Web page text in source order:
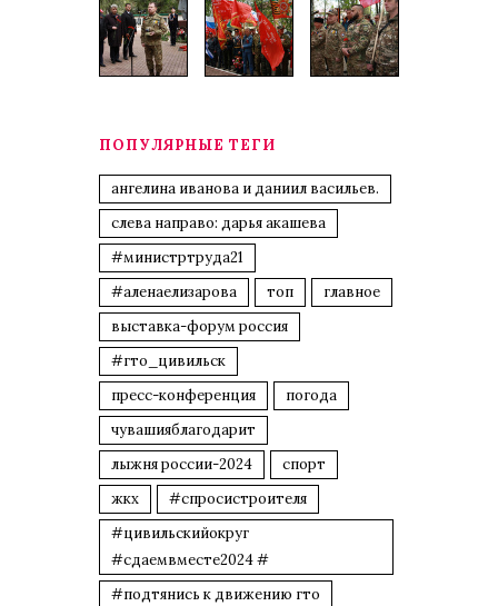
ПОПУЛЯРНЫЕ ТЕГИ
ангелина иванова и даниил васильев.
слева направо: дарья акашева
#министртруда21
#аленаелизарова
топ
главное
выставка-форум россия
#гто_цивильск
пресс-конференция
погода
чувашияблагодарит
лыжня россии-2024
спорт
жкх
#спросистроителя
#цивильскийокруг
#сдаемвместе2024 #
#подтянись к движению гто